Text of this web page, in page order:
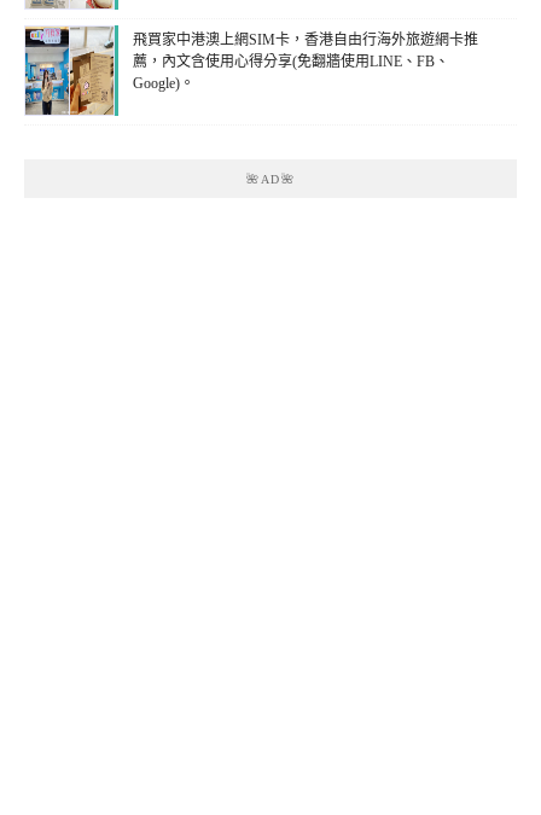
飛買家中港澳上網SIM卡，香港自由行海外旅遊網卡推
薦，內文含使用心得分享(免翻牆使用LINE、FB、
Google)。
🌺AD🌺